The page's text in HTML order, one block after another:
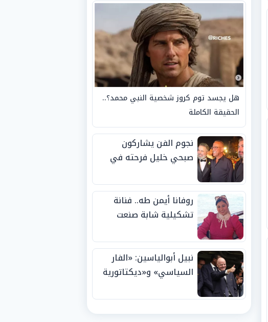
هل يجسد توم كروز شخصية النبي محمد؟..
الحقيقة الكاملة
نجوم الفن يشاركون
صبحي خليل فرحته في
روفانا أيمن طه.. فنانة
تشكيلية شابة صنعت
الجوائز منذ الصغر
نبيل أبوالياسين: «الفار
السياسي» و«ديكتاتورية
الفيفا».. وإقالة